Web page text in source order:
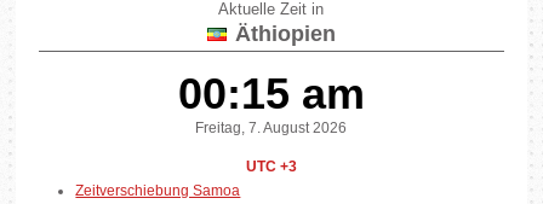
Aktuelle Zeit in
Äthiopien
00:15 am
Freitag, 7. August 2026
UTC +3
Zeitverschiebung Samoa